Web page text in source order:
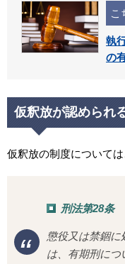
こ
執
の
仮釈放が認められ
仮釈放の制度について
刑法第28条
懲役又は禁錮
は、有期刑につ